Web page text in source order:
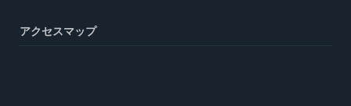
アクセスマップ